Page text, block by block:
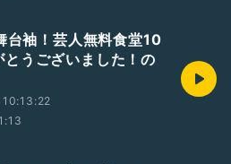
台袖！芸人無料食堂10
とうございました！の